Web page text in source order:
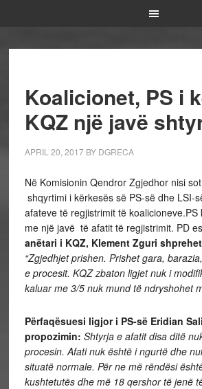
Koalicionet, PS i
KQZ një javë
APRIL 20, 2017BY DGRECA
Në Komisionin Qendror Zgjedhor nisi
shqyrtimi i kërkesës së PS-së dhe LSI-
afateve të regjistrimit të koalicioneve.PS
me një javë të afatit të regjistrimit. PD
anëtari i KQZ, Klement Zguri
“Zgjedhjet prishen. Prishet gara,
e procesit. KQZ zbaton ligjet nuk i
kaluar me 3/5 nuk mund të ndryshohet
Përfaqësuesi ligjor i PS-së Eridian
propozimin: Shtyrja e afatit disa ditë
procesin. Afati nuk është i ngurtë dhe
situatë normale. Për ne më rëndësi
kushtetutës dhe më 18 qershor të jenë